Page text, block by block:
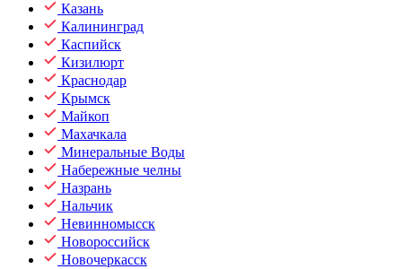
Казань
Калининград
Каспийск
Кизилюрт
Краснодар
Крымск
Майкоп
Махачкала
Минеральные Воды
Набережные челны
Назрань
Нальчик
Невинномысск
Новороссийск
Новочеркасск